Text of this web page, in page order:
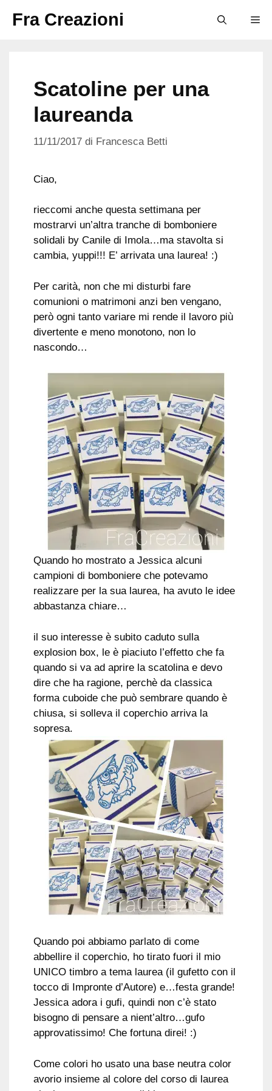
Fra Creazioni
Scatoline per una
laureanda
11/11/2017 di Francesca Betti
Ciao,
rieccomi anche questa settimana per
mostrarvi un’altra tranche di bomboniere
solidali by Canile di Imola…ma stavolta si
cambia, yuppi!!! E’ arrivata una laurea! :)
Per carità, non che mi disturbi fare
comunioni o matrimoni anzi ben vengano,
però ogni tanto variare mi rende il lavoro più
divertente e meno monotono, non lo
nascondo…
Quando ho mostrato a Jessica alcuni
campioni di bomboniere che potevamo
realizzare per la sua laurea, ha avuto le idee
abbastanza chiare…
il suo interesse è subito caduto sulla
explosion box, le è piaciuto l’effetto che fa
quando si va ad aprire la scatolina e devo
dire che ha ragione, perchè da classica
forma cuboide che può sembrare quando è
chiusa, si solleva il coperchio arriva la
sopresa.
Quando poi abbiamo parlato di come
abbellire il coperchio, ho tirato fuori il mio
UNICO timbro a tema laurea (il gufetto con il
tocco di Impronte d’Autore) e…festa grande!
Jessica adora i gufi, quindi non c’è stato
bisogno di pensare a nient’altro…gufo
approvatissimo! Che fortuna direi! :)
Come colori ho usato una base neutra color
avorio insieme al colore del corso di laurea